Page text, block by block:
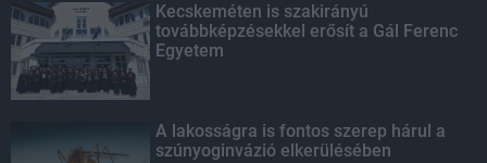
Kecskeméten is szakirányú
továbbképzésekkel erősít a Gál Ferenc
Egyetem
A lakosságra is fontos szerep hárul a
szúnyoginvázió elkerülésében